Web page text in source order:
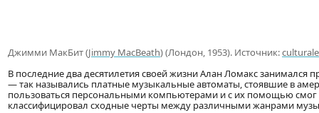
Джимми МакБит (Jimmy MacBeath) (Лондон, 1953). Источник:
В последние два десятилетия своей жизни Алан Ломакс
— так назывались платные музыкальные автоматы, стоявшие в
пользоваться персональными компьютерами и с их помощью
классифицировал сходные черты между различными жанрами